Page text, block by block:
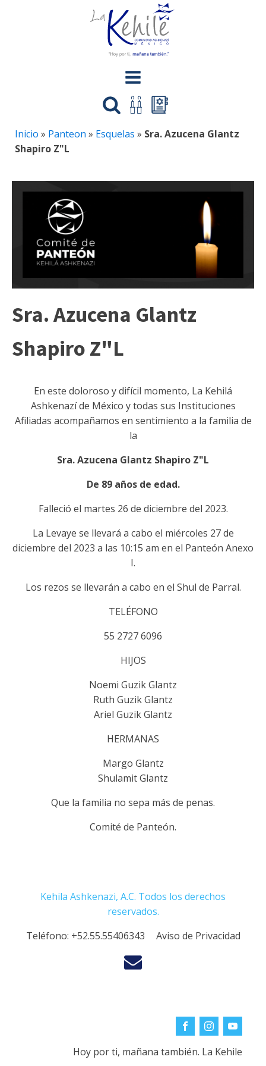
Inicio » Panteon » Esquelas » Sra. Azucena Glantz
Shapiro Z"L
Sra. Azucena Glantz
Shapiro Z"L
En este doloroso y difícil momento, La Kehilá
Ashkenazí de México y todas sus Instituciones
Afiliadas acompañamos en sentimiento a la familia de
la
Sra. Azucena Glantz Shapiro Z"L
De 89 años de edad.
Falleció el martes 26 de diciembre del 2023.
La Levaye se llevará a cabo el miércoles 27 de
diciembre del 2023 a las 10:15 am en el Panteón Anexo
I.
Los rezos se llevarán a cabo en el Shul de Parral.
TELÉFONO
55 2727 6096
HIJOS
Noemi Guzik Glantz
Ruth Guzik Glantz
Ariel Guzik Glantz
HERMANAS
Margo Glantz
Shulamit Glantz
Que la familia no sepa más de penas.
Comité de Panteón.
Kehila Ashkenazi, A.C. Todos los derechos
reservados.
Teléfono: +52.55.55406343 Aviso de Privacidad
Hoy por ti, mañana también. La Kehile